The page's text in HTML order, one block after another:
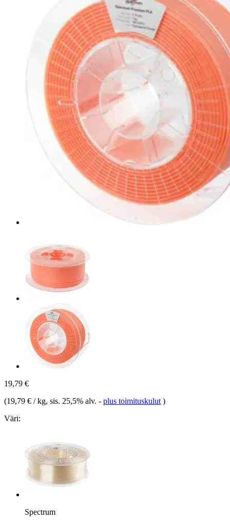
19,79 €
(19,79 € / kg, sis. 25,5% alv. - plus toimituskulut )
Väri:
Spectrum